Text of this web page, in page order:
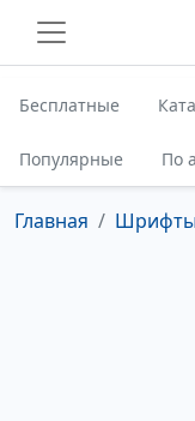
Бесплатные
Популярные По
Главная